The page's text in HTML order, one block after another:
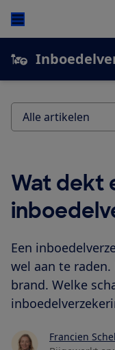
Wat dekt
Een
wel aan te
brand. Welke
Francien
Alle artikelen